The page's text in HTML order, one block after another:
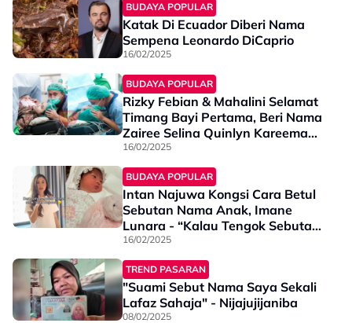
BUDAYA POPULAR
Katak Di Ecuador Diberi Nama
Sempena Leonardo DiCaprio
16/02/2025
BUDAYA POPULAR
Rizky Febian & Mahalini Selamat
Timang Bayi Pertama, Beri Nama
Zairee Selina Quinlyn Kareema
Febian - “Telah Lahir Buah Hati
Kami”
16/02/2025
BUDAYA POPULAR
Intan Najuwa Kongsi Cara Betul
Sebutan Nama Anak, Imane
Lunara - “Kalau Tengok Sebutan
Macam…”
16/02/2025
TREND PASARAN
"Suami Sebut Nama Saya Sekali
Lafaz Sahaja" - Nijajujijaniba
08/02/2025